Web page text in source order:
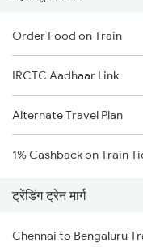
Order Food on Train
IRCTC Aadhaar Link
Alternate Travel Plan
1% Cashback on Train
ट्रेंडिंग ट्रेन मार्ग
Chennai to Bengaluru